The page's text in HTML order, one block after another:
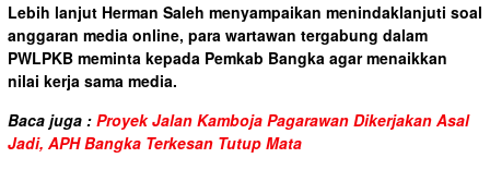
Lebih lanjut Herman Saleh menyampaikan menindaklanjuti soal
anggaran media online, para wartawan tergabung dalam
PWLPKB meminta kepada Pemkab Bangka agar menaikkan
nilai kerja sama media.
Baca juga : Proyek Jalan Kamboja Pagarawan Dikerjakan Asal
Jadi, APH Bangka Terkesan Tutup Mata